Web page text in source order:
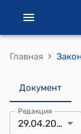
Главная ›
Документ
Редакция
29.04.2026